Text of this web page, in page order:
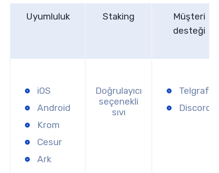
Uyumluluk Staking
Müşteri
desteği
iOS
Android
Krom
Cesur
Ark
Doğrulayıcı
seçenekli
sıvı
Telgraf
Discord